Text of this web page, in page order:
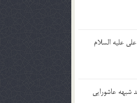
علیه السلام
شبهه عاشورایی